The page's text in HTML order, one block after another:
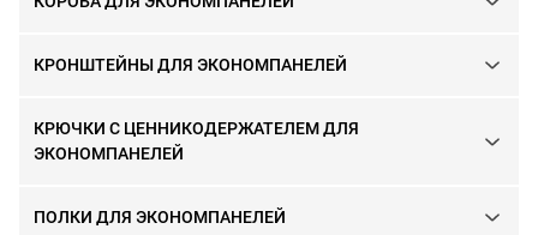
КРОНШТЕЙНЫ ДЛЯ ЭКОНОМПАНЕЛЕЙ
КРЮЧКИ С ЦЕННИКОДЕРЖАТЕЛЕМ ДЛЯ
ЭКОНОМПАНЕЛЕЙ
ПОЛКИ ДЛЯ ЭКОНОМПАНЕЛЕЙ